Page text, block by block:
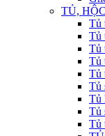
TỦ,
Tủ
Tủ
Tủ
Tủ
Tủ
Tủ
Tủ
Tủ
Tủ